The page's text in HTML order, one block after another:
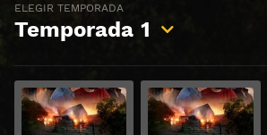
ELEGIR TEMPORADA
Temporada 1
Ver